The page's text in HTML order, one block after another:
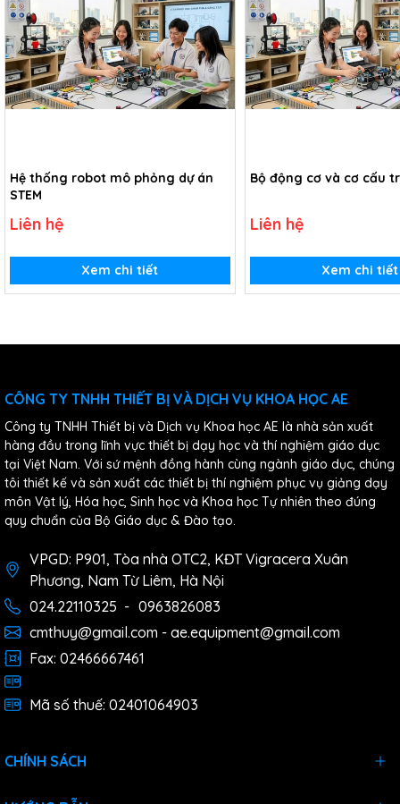
Hệ thống robot mô phỏng dự án
STEM
Liên hệ
Xem chi tiết
Bộ động cơ và cơ cấu
Liên hệ
Xem chi tiết
CÔNG TY TNHH THIẾT BỊ VÀ DỊCH VỤ KHOA HỌC AE
Công ty TNHH Thiết bị và Dịch vụ Khoa học AE là nhà sản xuất
hàng đầu trong lĩnh vực thiết bị dạy học và thí nghiệm giáo dục
tại Việt Nam. Với sứ mệnh đồng hành cùng ngành giáo dục, chúng
tôi thiết kế và sản xuất các thiết bị thí nghiệm phục vụ giảng dạy
môn Vật lý, Hóa học, Sinh học và Khoa học Tự nhiên theo đúng
quy chuẩn của Bộ Giáo dục & Đào tạo.
VPGD: P901, Tòa nhà OTC2, KĐT Vigracera Xuân
Phương, Nam Từ Liêm, Hà Nội
024.22110325 - 0963826083
cmthuy@gmail.com - ae.equipment@gmail.com
Fax: 02466667461
Mã số thuế: 02401064903
CHÍNH SÁCH